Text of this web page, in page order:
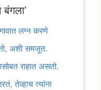
लग्न करणे
अशी समजूत.
राहात असतो.
तेव्हाच त्यांना